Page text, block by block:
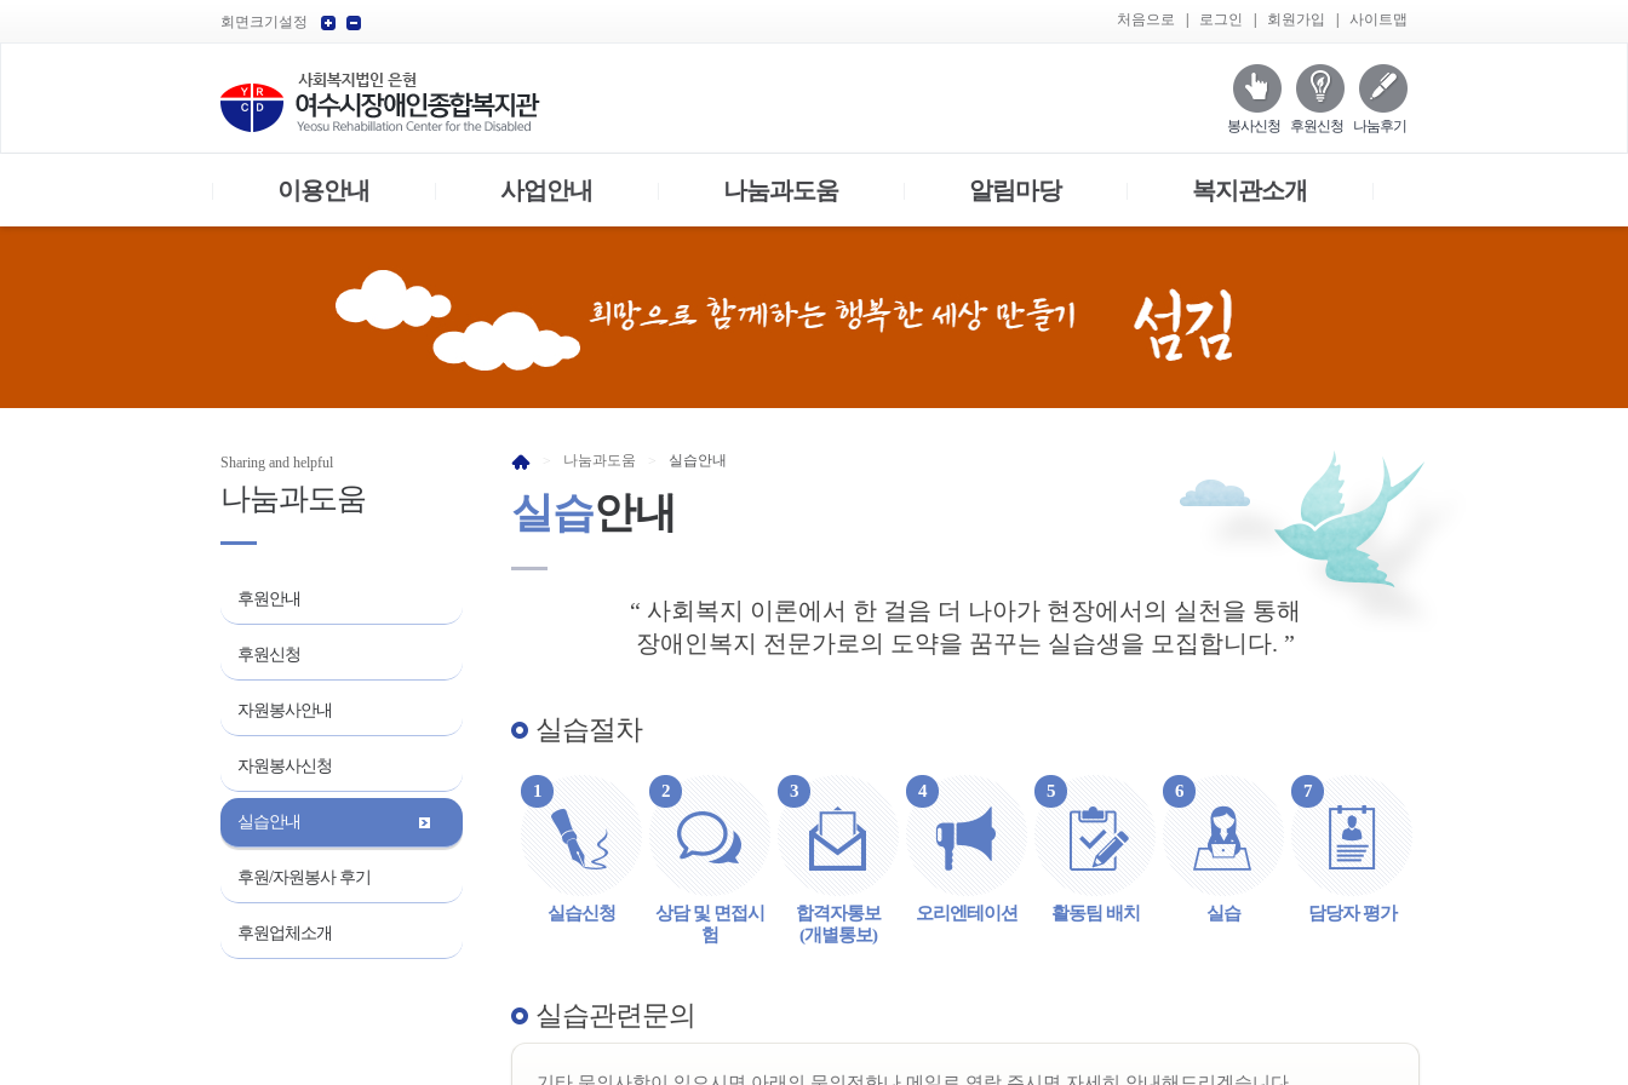
회면크기설정 처음으로 | 로그인 | 회원가입 | 사이트맵
봉사신청 후원신청 나눔후기
이용안내 사업안내 나눔과도움 알림마당 복지관소개
Sharing and helpful
나눔과도움
후원안내
후원신청
자원봉사안내
자원봉사신청
실습안내
후원/자원봉사 후기
후원업체소개
> 나눔과도움 > 실습안내
실습안내
“ 사회복지 이론에서 한 걸음 더 나아가 현장에서의 실천을 통해
장애인복지 전문가로의 도약을 꿈꾸는 실습생을 모집합니다. ”
실습절차
1
실습신청
2
상담 및 면접시
험
3
합격자통보
(개별통보)
4
오리엔테이션
5
활동팀 배치
6
실습
7
담당자 평가
실습관련문의